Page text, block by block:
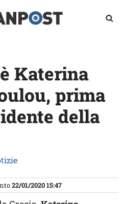
Katerina
prima
della
22/01/2020 15:47